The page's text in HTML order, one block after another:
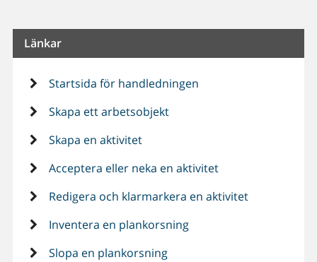
Länkar
Startsida för handledningen
Skapa ett arbetsobjekt
Skapa en aktivitet
Acceptera eller neka en aktivitet
Redigera och klarmarkera en aktivitet
Inventera en plankorsning
Slopa en plankorsning